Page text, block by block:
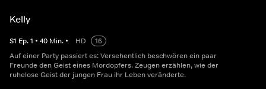
Kelly
S1 Ep.1 • 40 Min. • HD
16
Auf einer Party passiert es: Versehentlich beschwören ein paar
Freunde den Geist eines Mordopfers. Zeugen erzählen, wie der
ruhelose Geist der jungen Frau ihr Leben veränderte.